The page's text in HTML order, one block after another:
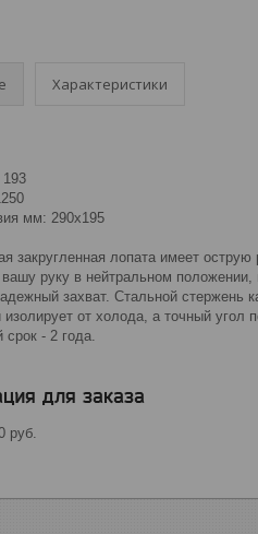
Характеристики
мм: 290x195
закругленная лопата имеет
руку в нейтральном положении,
захват. Стальной стержень
изолирует от холода, а точный
срок - 2 года.
для заказа
руб.